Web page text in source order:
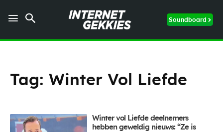
Soundboard
Tag: Winter Vol Liefde
Winter vol Liefde deelnemers
hebben geweldig nieuws: “Ze is